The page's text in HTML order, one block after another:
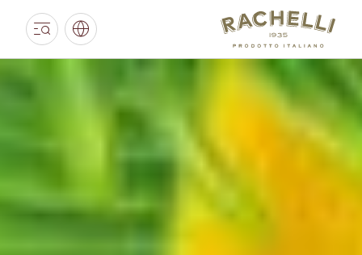
DEUTSCHLAND